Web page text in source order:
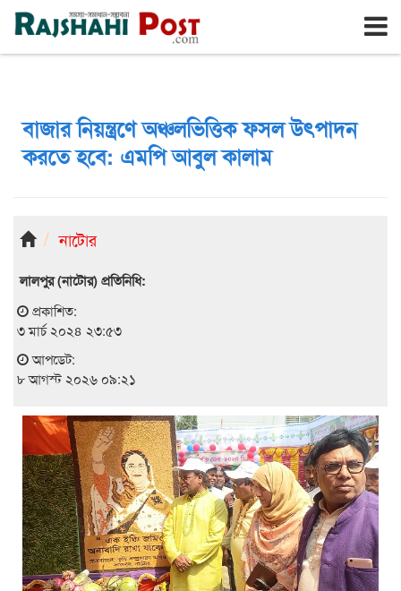
রাজশাহী শনিবার, ৮ই আগস্ট ২০২৬, ২৫শে শ্রাবণ ১৪৩৩
বাজার নিয়ন্ত্রণে অঞ্চলভিত্তিক ফসল উৎপাদন
করতে হবে: এমপি আবুল কালাম
নাটোর
লালপুর (নাটোর) প্রতিনিধি:
প্রকাশিত:
৩ মার্চ ২০২৪ ২৩:৫৩
আপডেট:
৮ আগস্ট ২০২৬ ০৯:২১